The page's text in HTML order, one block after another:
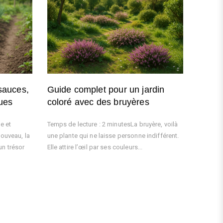
et
la
trésor
Guide complet pour un jardin
coloré avec des bruyères
Temps de lecture : 2 minutesLa bruyère, voilà
une plante qui ne laisse personne indifférent.
Elle attire l’œil par ses couleurs...